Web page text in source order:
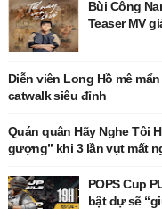
Bùi Công
Teaser MV
Diễn viên Long Hồ mê
catwalk siêu đỉnh
Quán quân Hãy Nghe Tôi
gượng” khi 3 lần vụt mất
POPS Cup
bật dự sẽ